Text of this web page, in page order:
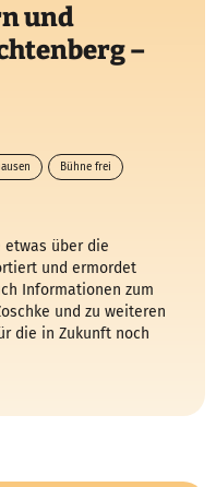
und
–
Bühne frei
etwas über die
und ermordet
Informationen zum
und zu weiteren
die in Zukunft noch